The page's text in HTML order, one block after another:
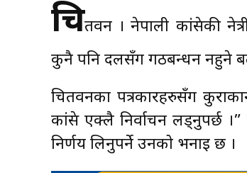
चितवन । नेपाली कांग्रेसकी
कुनै पनि दलसँग गठबन्धन नहुने
चितवनका पत्रकारहरुसँग
कांग्रेस एक्लै निर्वाचन लड्नुपर्छ
निर्णय लिनुपर्ने उनको भनाइ छ ।